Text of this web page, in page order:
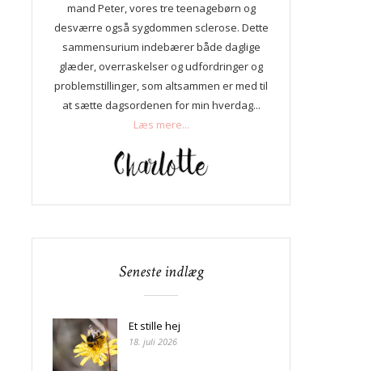
mand Peter, vores tre teenagebørn og
desværre også sygdommen sclerose. Dette
sammensurium indebærer både daglige
glæder, overraskelser og udfordringer og
problemstillinger, som altsammen er med til
at sætte dagsordenen for min hverdag...
Læs mere...
Seneste indlæg
Et stille hej
18. juli 2026